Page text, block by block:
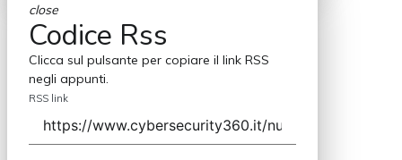
close
Codice Rss
Clicca sul pulsante per copiare il link RSS
negli appunti.
RSS link